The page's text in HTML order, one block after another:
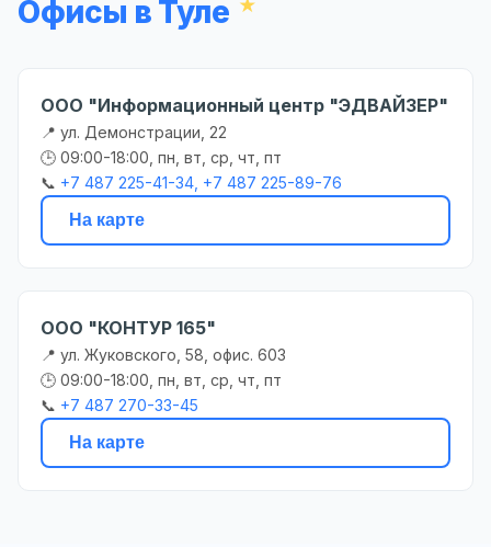
Офисы в Туле
ООО "Информационный центр "ЭДВАЙЗЕР"
📍 ул. Демонстрации, 22
🕒 09:00-18:00, пн, вт, ср, чт, пт
📞 +7 487 225-41-34, +7 487 225-89-76
На карте
ООО "КОНТУР 165"
📍 ул. Жуковского, 58, офис. 603
🕒 09:00-18:00, пн, вт, ср, чт, пт
📞 +7 487 270-33-45
На карте